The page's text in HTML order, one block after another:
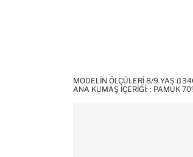
MODELIN ÖLÇÜLERI 8/9 YAŞ
ANA KUMAŞ İÇERIĞI: : PAMUK